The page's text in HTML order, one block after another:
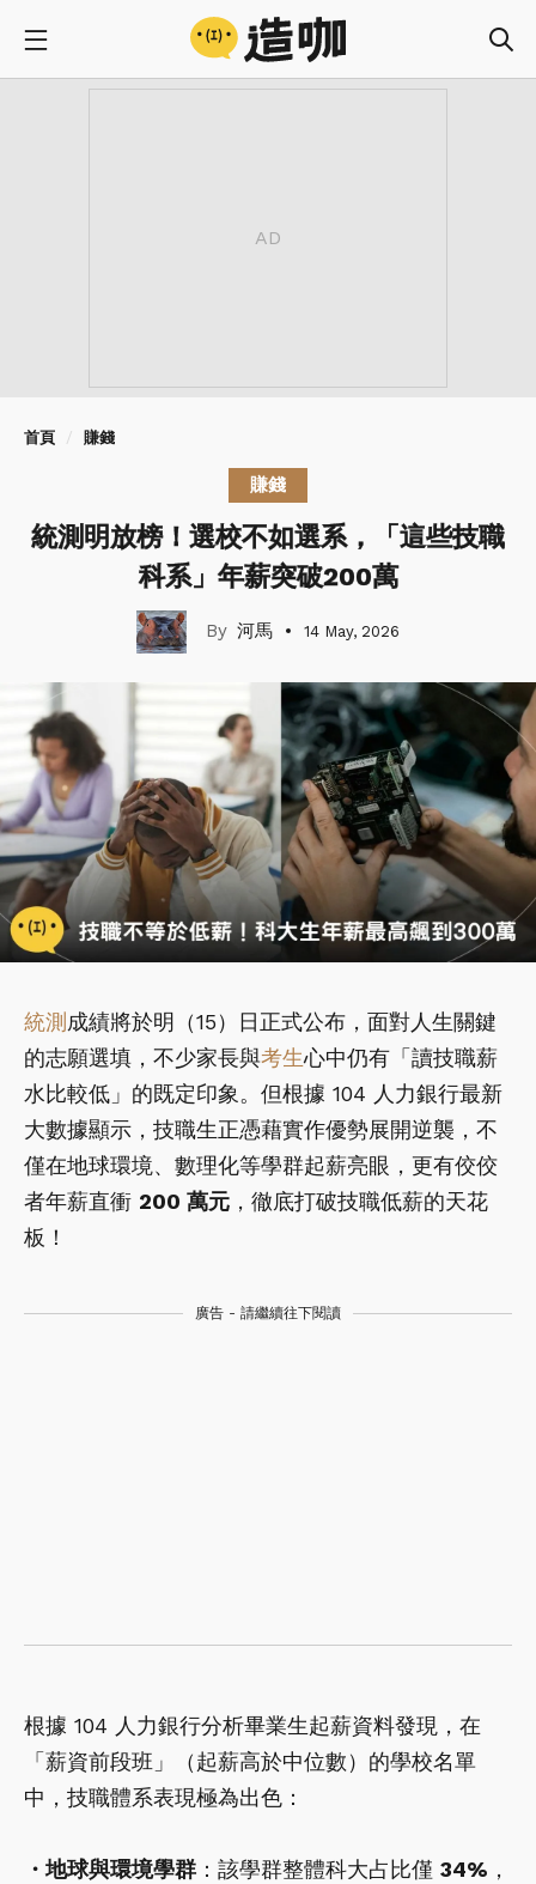
首頁 賺錢
賺錢
統測明放榜！選校不如選系，「這些技職
科系」年薪突破200萬
河馬 14 May, 2026
統測 成績將於明（15）日正式公布，面對人生關鍵
的志願選填，不少家長與考生心中仍有「讀技職薪
水比較低」的既定印象。但根據 104 人力銀行最新
大數據顯示，技職生正憑藉實作優勢展開逆襲，不
僅在地球環境、數理化等學群起薪亮眼，更有佼佼
者年薪直衝 200 萬元 ，徹底打破技職低薪的天花
板！
廣告 - 請繼續往下閱讀
根據 104 人力銀行分析畢業生起薪資料發現，在
「薪資前段班」（起薪高於中位數）的學校名單
中，技職體系表現極為出色：
・地球與環境學群 ：該學群整體科大占比僅 34% ，